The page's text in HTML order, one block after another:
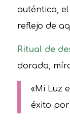
auténtica,
reflejo de
Ritual de
dorada,
«Mi Luz
éxito por